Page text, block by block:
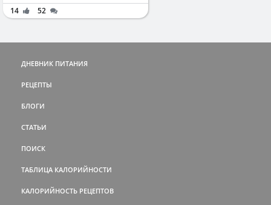
14 52
ДНЕВНИК ПИТАНИЯ
РЕЦЕПТЫ
БЛОГИ
СТАТЬИ
ПОИСК
ТАБЛИЦА КАЛОРИЙНОСТИ
КАЛОРИЙНОСТЬ РЕЦЕПТОВ